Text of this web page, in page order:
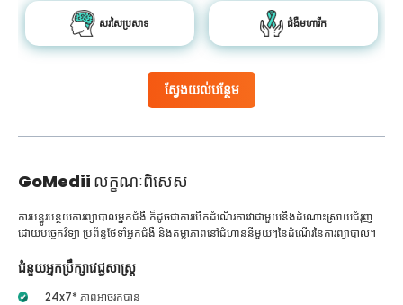
ស្វែងយល់បន្ថែម
សរសៃប្រសាទ ជំងឺមហារីក
GoMedii លក្ខណៈពិសេស
ការបន្ធូរបន្ថយការព្យាបាលអ្នកជំងឺ ក៏ដូចជាការបើកដំណើរការវាជាមួយនឹងដំណោះស្រាយជំរុញ
ដោយបច្ចេកវិទ្យា ប្រព័ន្ធថែទាំអ្នកជំងឺ និងតម្លាភាពនៅជំហាននីមួយៗនៃដំណើរនៃការព្យាបាល។
ជំនួយអ្នកប្រឹក្សាវេជ្ជសាស្ត្រ
24x7* ភាពអាចរកបាន